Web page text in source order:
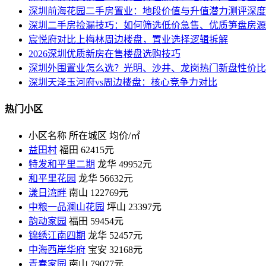
深圳前海花园二手房置业：地段价值与升值潜力测评深
深圳二手房捡漏技巧：如何筛选低价急售、优质笋盘房源
宸悦府对比上梅林周边楼盘，置业选择逻辑拆解
2026深圳优质新房在售楼盘选购技巧
深圳外围置业怎么选？光明、沙井、龙岗热门新盘性价
深圳天泽玉河府vs周边楼盘：核心竞争力对比
热门小区
小区名称 所在城区 均价/㎡
益田村 福田 62415元
特发和平里二期 龙华 49952元
和平里花园 龙华 56632元
漾日湾畔 南山 122769元
中粮一品澜山花园 坪山 23397元
韵动家园 福田 59454元
锦绣江南四期 龙华 52457元
中海西岸华府 宝安 32168元